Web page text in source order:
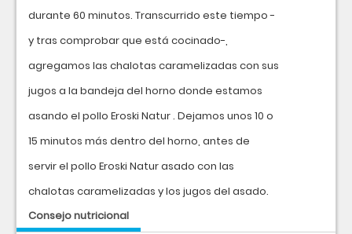
durante 60 minutos. Transcurrido este tiempo -
y tras comprobar que está cocinado-,
agregamos las chalotas caramelizadas con sus
jugos a la bandeja del horno donde estamos
asando el pollo Eroski Natur . Dejamos unos 10 o
15 minutos más dentro del horno, antes de
servir el pollo Eroski Natur asado con las
chalotas caramelizadas y los jugos del asado.
Consejo nutricional